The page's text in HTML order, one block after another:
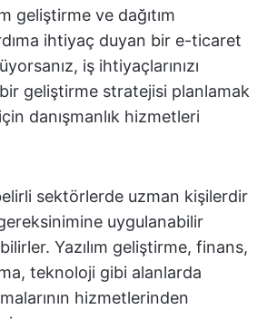
geliştirme ve dağıtım
ihtiyaç duyan bir e-ticaret
iş ihtiyaçlarınızı
geliştirme stratejisi planlamak
danışmanlık hizmetleri
sektörlerde uzman kişilerdir
uygulanabilir
Yazılım geliştirme, finans,
teknoloji gibi alanlarda
hizmetlerinden